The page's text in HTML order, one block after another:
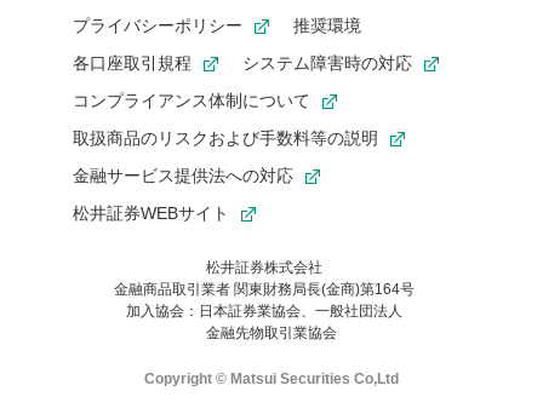
プライバシーポリシー
推奨環境
各口座取引規程
システム障害時の対応
コンプライアンス体制について
取扱商品のリスクおよび手数料等の説明
金融サービス提供法への対応
松井証券WEBサイト
松井証券株式会社
金融商品取引業者 関東財務局長(金商)第164号
加入協会：日本証券業協会、一般社団法人
金融先物取引業協会
Copyright © Matsui Securities Co,Ltd
お気に入り機能は松井証券の会員限定の機能です。
お気に入り登録いただくと、後からいつでもお気に入りのコンテ
ンツを一覧でご確認いただけます。
ご利用いただくには口座開設が必要です。